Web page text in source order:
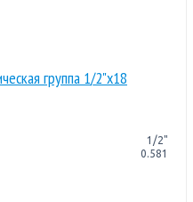
группа 1/2"x18
1/2"
0.581